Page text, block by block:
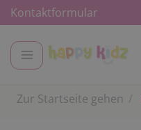
Kontaktformular
Zur Startseite gehen